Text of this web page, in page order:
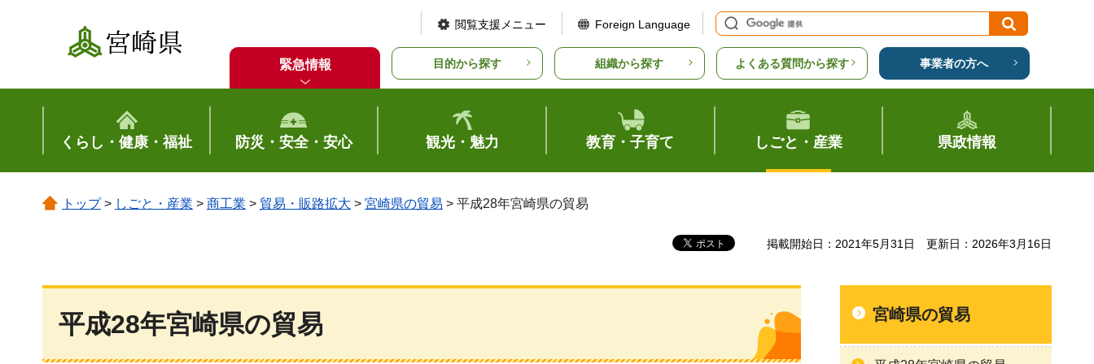
宮崎県
閲覧支援メニュー Foreign Language
緊急情報 目的から探す 組織から探す よくある質問から探す 事業者の方へ
くらし・健康・福祉 防災・安全・安心 観光・魅力 教育・子育て しごと・産業 県政情報
トップ> しごと・産業 > 商工業 > 貿易・販路拡大 > 宮崎県の貿易 > 平成28年宮崎県の貿易
掲載開始日：2021年5月31日 更新日：2026年3月16日
平成28年宮崎県の貿易 宮崎県の貿易